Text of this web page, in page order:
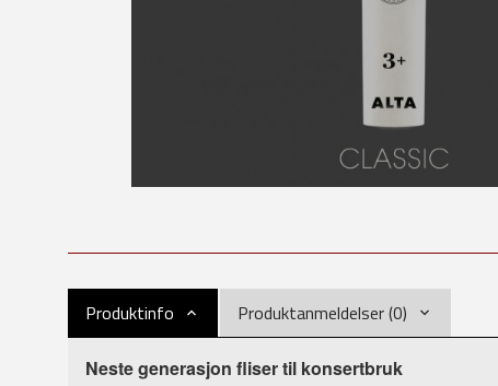
Produktinfo Produktanmeldelser (0)
Neste generasjon fliser til konsertbruk